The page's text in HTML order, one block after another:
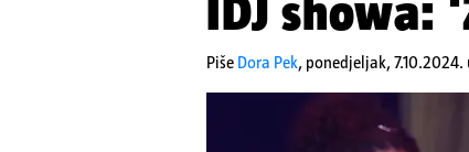
IDJ showa:
Piše Dora Pek, ponedjeljak, 7.10.2024.